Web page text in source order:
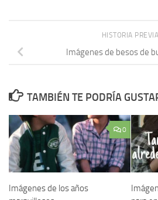
HISTORIA PREVIA
Imágenes de besos de
TAMBIÉN TE PODRÍA
0
Imágenes de los años